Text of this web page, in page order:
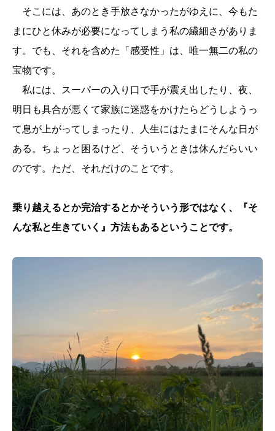
そこには、あのとき手放さなかったがゆえに、今もた
まにひと休みが必要になってしまう私の繊細さがありま
す。でも、それを含めた「感受性」は、唯一無二の私の
宝物です。
私には、スーパーの入り口で手が震え出したり、夜、
明日も具合が悪くて家族に迷惑をかけたらどうしようっ
て息が上がってしまったり、人生にはたまにそんな日が
ある。ちょっと困るけど、そういうときは休んだらいい
のです。ただ、それだけのことです。
乗り越えるとか完治するとかそういう形ではなく、『そ
んな私と生きていく』方法もあるということです。